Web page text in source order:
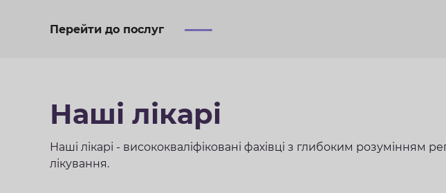
Перейти до послуг
Наші лікарі
Наші лікарі - висококваліфіковані фахівці з глибоким розумінням
лікування.